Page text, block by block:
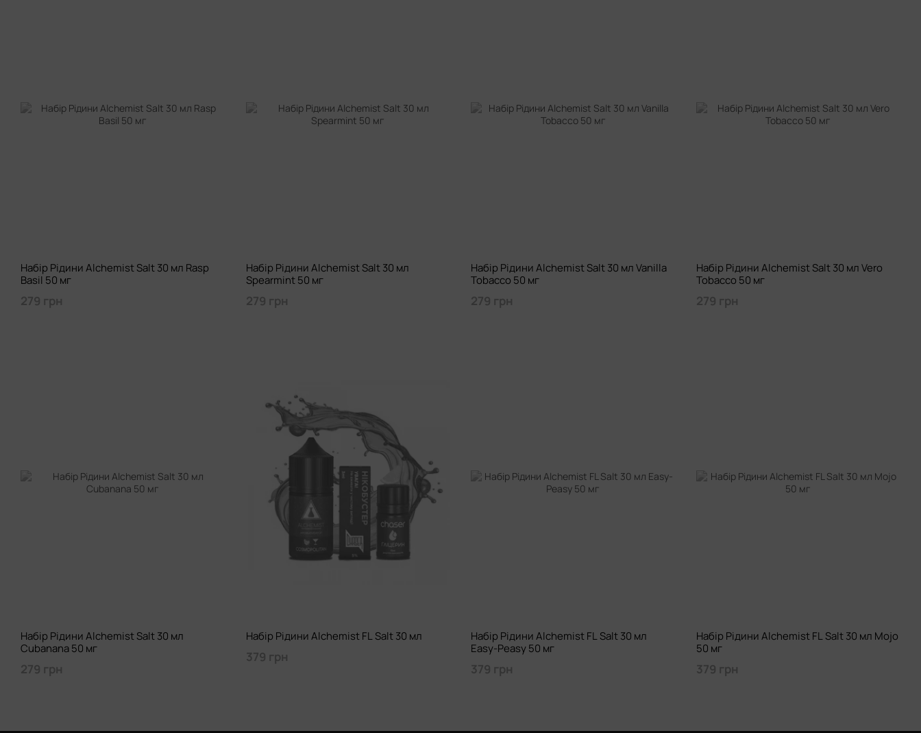
Набір Рідини Alchemist Salt 30 мл Rasp
Basil 50 мг
279 грн
Набір Рідини Alchemist Salt 30 мл
Spearmint 50 мг
279 грн
Набір Рідини Alchemist Salt 30 мл Vanilla
Tobacco 50 мг
279 грн
Набір Рідини Alchemist Salt 30 мл Vero
Tobacco 50 мг
279 грн
Набір Рідини Alchemist Salt 30 мл
Cubanana 50 мг
279 грн
Набір Рідини Alchemist FL Salt 30 мл
379 грн
Набір Рідини Alchemist FL Salt 30 мл
Easy-Peasy 50 мг
379 грн
Набір Рідини Alchemist FL Salt 30 мл Mojo
50 мг
379 грн